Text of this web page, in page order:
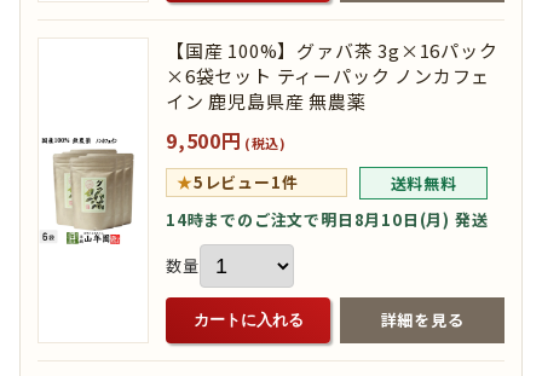
【国産 100%】グァバ茶 3g×16パック
×6袋セット ティーパック ノンカフェ
イン 鹿児島県産 無農薬
9,500円 (税込)
★5 レビュー1件
送料無料
14時までのご注文で明日8月10日(月) 発送
数量
カートに入れる 詳細を見る